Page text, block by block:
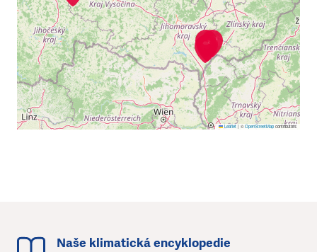
Leaflet | ©OpenStreetMap contributors
Naše klimatická encyklopedie